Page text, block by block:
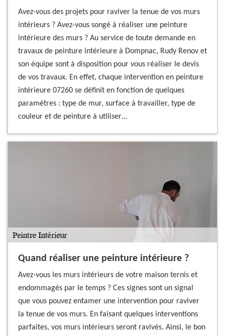
Avez-vous des projets pour raviver la tenue de vos murs
intérieurs ? Avez-vous songé à réaliser une peinture
intérieure des murs ? Au service de toute demande en
travaux de peinture intérieure à Dompnac, Rudy Renov et
son équipe sont à disposition pour vous réaliser le devis
de vos travaux. En effet, chaque intervention en peinture
intérieure 07260 se définit en fonction de quelques
paramètres : type de mur, surface à travailler, type de
couleur et de peinture à utiliser…
Quand réaliser une peinture intérieure ?
Avez-vous les murs intérieurs de votre maison ternis et
endommagés par le temps ? Ces signes sont un signal
que vous pouvez entamer une intervention pour raviver
la tenue de vos murs. En faisant quelques interventions
parfaites, vos murs intérieurs seront ravivés. Ainsi, le bon